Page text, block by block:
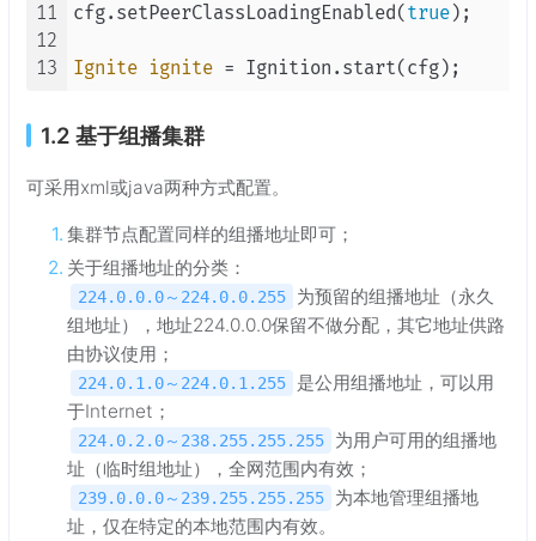
11
12
13
cfg.setPeerClassLoadingEnabled( true);
Ignite ignite =
1.2 基于组播集群
可采用xml或java两种方式配置。
集群节点配置同样的组播地址即可；
关于组播地址的分类：
224.0.0.0～224.0.0.255
为预留的组播地址（永久
组地址），地址224.0.0.0保留不做分配，其它地址供路
由协议使用；
224.0.1.0～224.0.1.255
是公用组播地址，可以用
于Internet；
224.0.2.0～238.255.255.255
为用户可用的组播地
址（临时组地址），全网范围内有效；
239.0.0.0～239.255.255.255
为本地管理组播地
址，仅在特定的本地范围内有效。